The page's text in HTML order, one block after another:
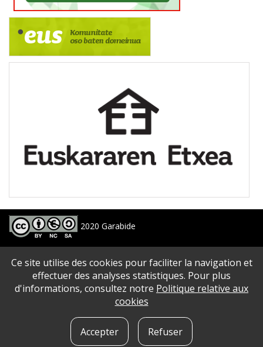
2020 Garabide
Larrin Plaza 1, 20550 Aretxabaleta, Gipuzkoa
688 63 24 33 / 943 250 397
garabide[arroba]garabide[puntu]eus
PLAN DU SITE | ACCESSIBILITé | AVERTISSEMENT | POLITIQUE DE CONFIDENTIALITé |
Ce site utilise des cookies pour faciliter la navigation et
effectuer des analyses statistiques. Pour plus
d'informations, consultez notre Politique relative aux
cookies
Accepter Refuser